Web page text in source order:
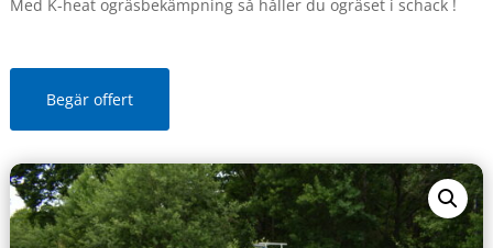
Med K-heat ogräsbekämpning så håller du ogräset i schack !
Begär offert